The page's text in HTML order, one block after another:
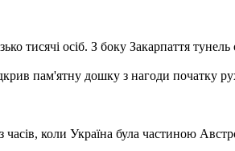
тисячі осіб. З боку Закарпаття
пам'ятну дошку з нагоди початку
коли Україна була частиною